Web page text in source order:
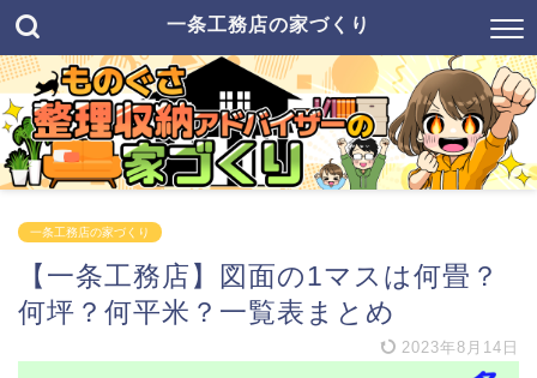
一条工務店の家づくり
一条工務店の家づくり
【一条工務店】図面の1マスは何畳？
何坪？何平米？一覧表まとめ
2023年8月14日